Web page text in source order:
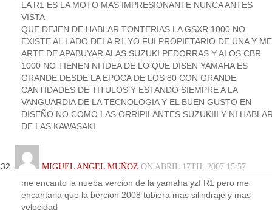
LA R1 ES LA MOTO MAS IMPRESIONANTE NUNCA ANTES
VISTA
QUE DEJEN DE HABLAR TONTERIAS LA GSXR 1000 NO
EXISTE AL LADO DELA R1 YO FUI PROPIETARIO DE UNA Y ME
ARTE DE APABUYAR ALAS SUZUKI PEDORRAS Y ALOS CBR
1000 NO TIENEN NI IDEA DE LO QUE DISEN YAMAHA ES
GRANDE DESDE LA EPOCA DE LOS 80 CON GRANDE
CANTIDADES DE TITULOS Y ESTANDO SIEMPRE A LA
VANGUARDIA DE LA TECNOLOGIA Y EL BUEN GUSTO EN
DISEÑO NO COMO LAS ORRIPILANTES SUZUKIII Y NI
DE LAS KAWASAKI
MIGUEL ANGEL MUÑOZ ON ABRIL 17TH, 2007 15:57
me encanto la nueba vercion de la yamaha yzf R1 pero me
encantaria que la bercion 2008 tubiera mas silindraje y mas
velocidad